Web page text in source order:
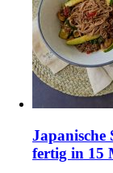
Japanische
fertig in 15